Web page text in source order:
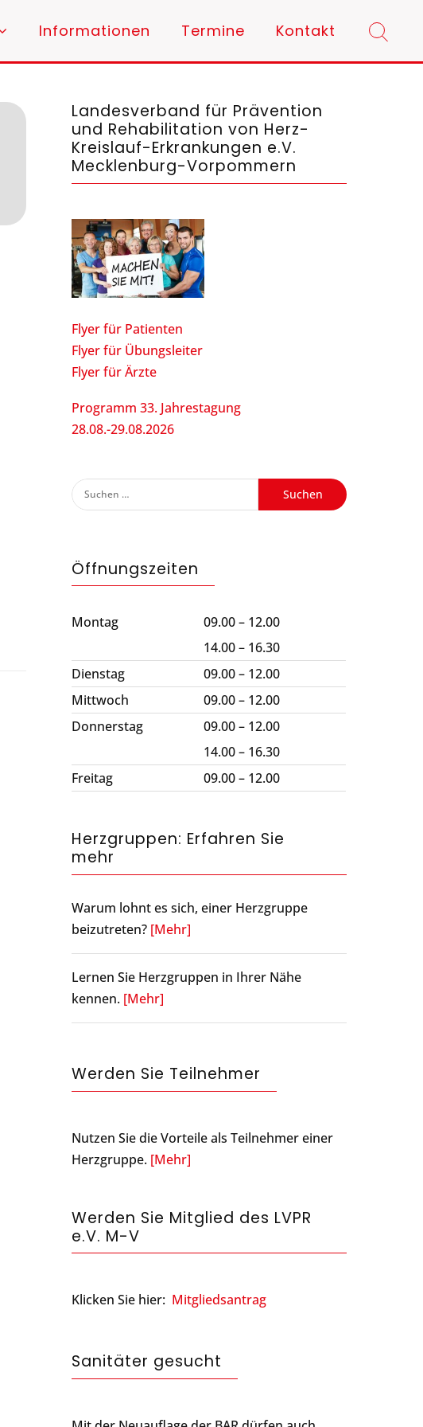
Informationen Termine Kontakt
Landesverband für Prävention
und Rehabilitation von Herz-
Kreislauf-Erkrankungen e.V.
Mecklenburg-Vorpommern
Flyer für Patienten
Flyer für Übungsleiter
Flyer für Ärzte
Programm 33. Jahrestagung
28.08.-29.08.2026
Suchen
nach:
Öffnungszeiten
Montag
09.00 – 12.00
14.00 – 16.30
Dienstag
09.00 – 12.00
Mittwoch
09.00 – 12.00
Donnerstag
09.00 – 12.00
14.00 – 16.30
Freitag
09.00 – 12.00
Herzgruppen: Erfahren Sie
mehr
Warum lohnt es sich, einer Herzgruppe
beizutreten? [Mehr]
Lernen Sie Herzgruppen in Ihrer Nähe
kennen. [Mehr]
Werden Sie Teilnehmer
Nutzen Sie die Vorteile als Teilnehmer einer
Herzgruppe. [Mehr]
Werden Sie Mitglied des LVPR
e.V. M-V
Klicken Sie hier: Mitgliedsantrag
Sanitäter gesucht